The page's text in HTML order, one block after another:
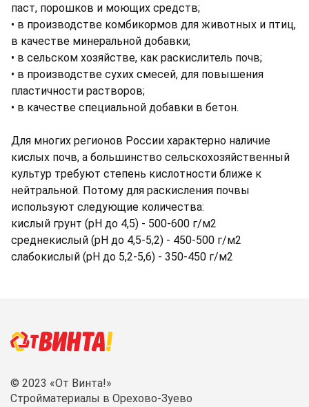
паст, порошков и моющих средств;
• в производстве комбикормов для животных и птиц,
в качестве минеральной добавки;
• в сельском хозяйстве, как раскислитель почв;
• в производстве сухих смесей, для повышения
пластичности растворов;
• в качестве специальной добавки в бетон.
Для многих регионов России характерно наличие
кислых почв, а большинство сельскохозяйственный
культур требуют степень кислотности ближе к
нейтральной. Потому для раскисления почвы
используют следующие количества:
кислый грунт (рН до 4,5) - 500-600 г/м2
среднекислый (рН до 4,5-5,2) - 450-500 г/м2
слабокислый (рН до 5,2-5,6) - 350-450 г/м2
© 2023 «От Винта!»
Стройматериалы в Орехово-Зуево